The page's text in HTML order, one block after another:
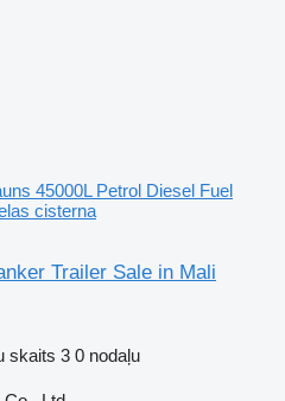
45000L Petrol Diesel Fuel
cisterna
Trailer Sale in Mali
skaits 3 0 nodaļu